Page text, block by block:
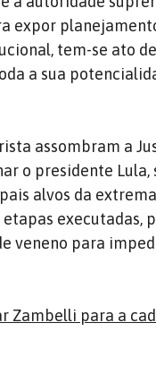
expor
tem-se ato
a sua
assombram a
o presidente Lula,
alvos da
executadas,
veneno para
Zambelli para a